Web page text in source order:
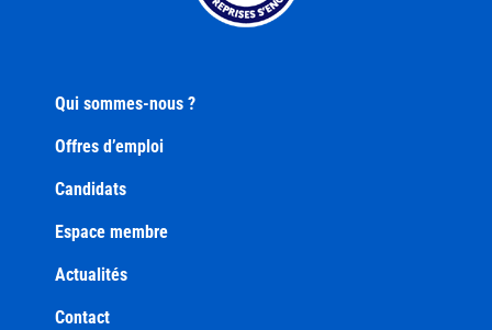
Qui sommes-nous ?
Offres d’emploi
Candidats
Espace membre
Actualités
Contact